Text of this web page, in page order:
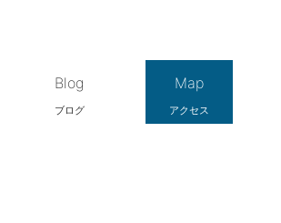
Blog
ブログ
Map
アクセス